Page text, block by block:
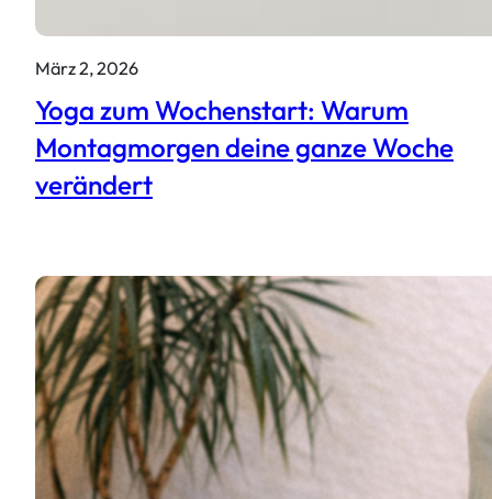
März 2, 2026
Yoga zum Wochenstart: Warum
Montagmorgen deine ganze Woche
verändert